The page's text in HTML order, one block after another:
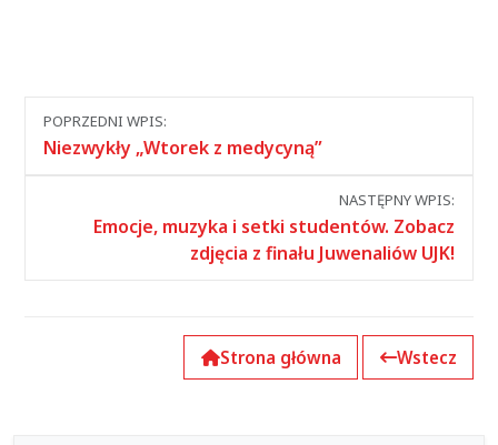
Nawigacja
między
POPRZEDNI WPIS:
Niezwykły „Wtorek z medycyną”
NASTĘPNY WPIS:
Emocje, muzyka i setki studentów. Zobacz
zdjęcia z finału Juwenaliów UJK!
Strona główna Wstecz